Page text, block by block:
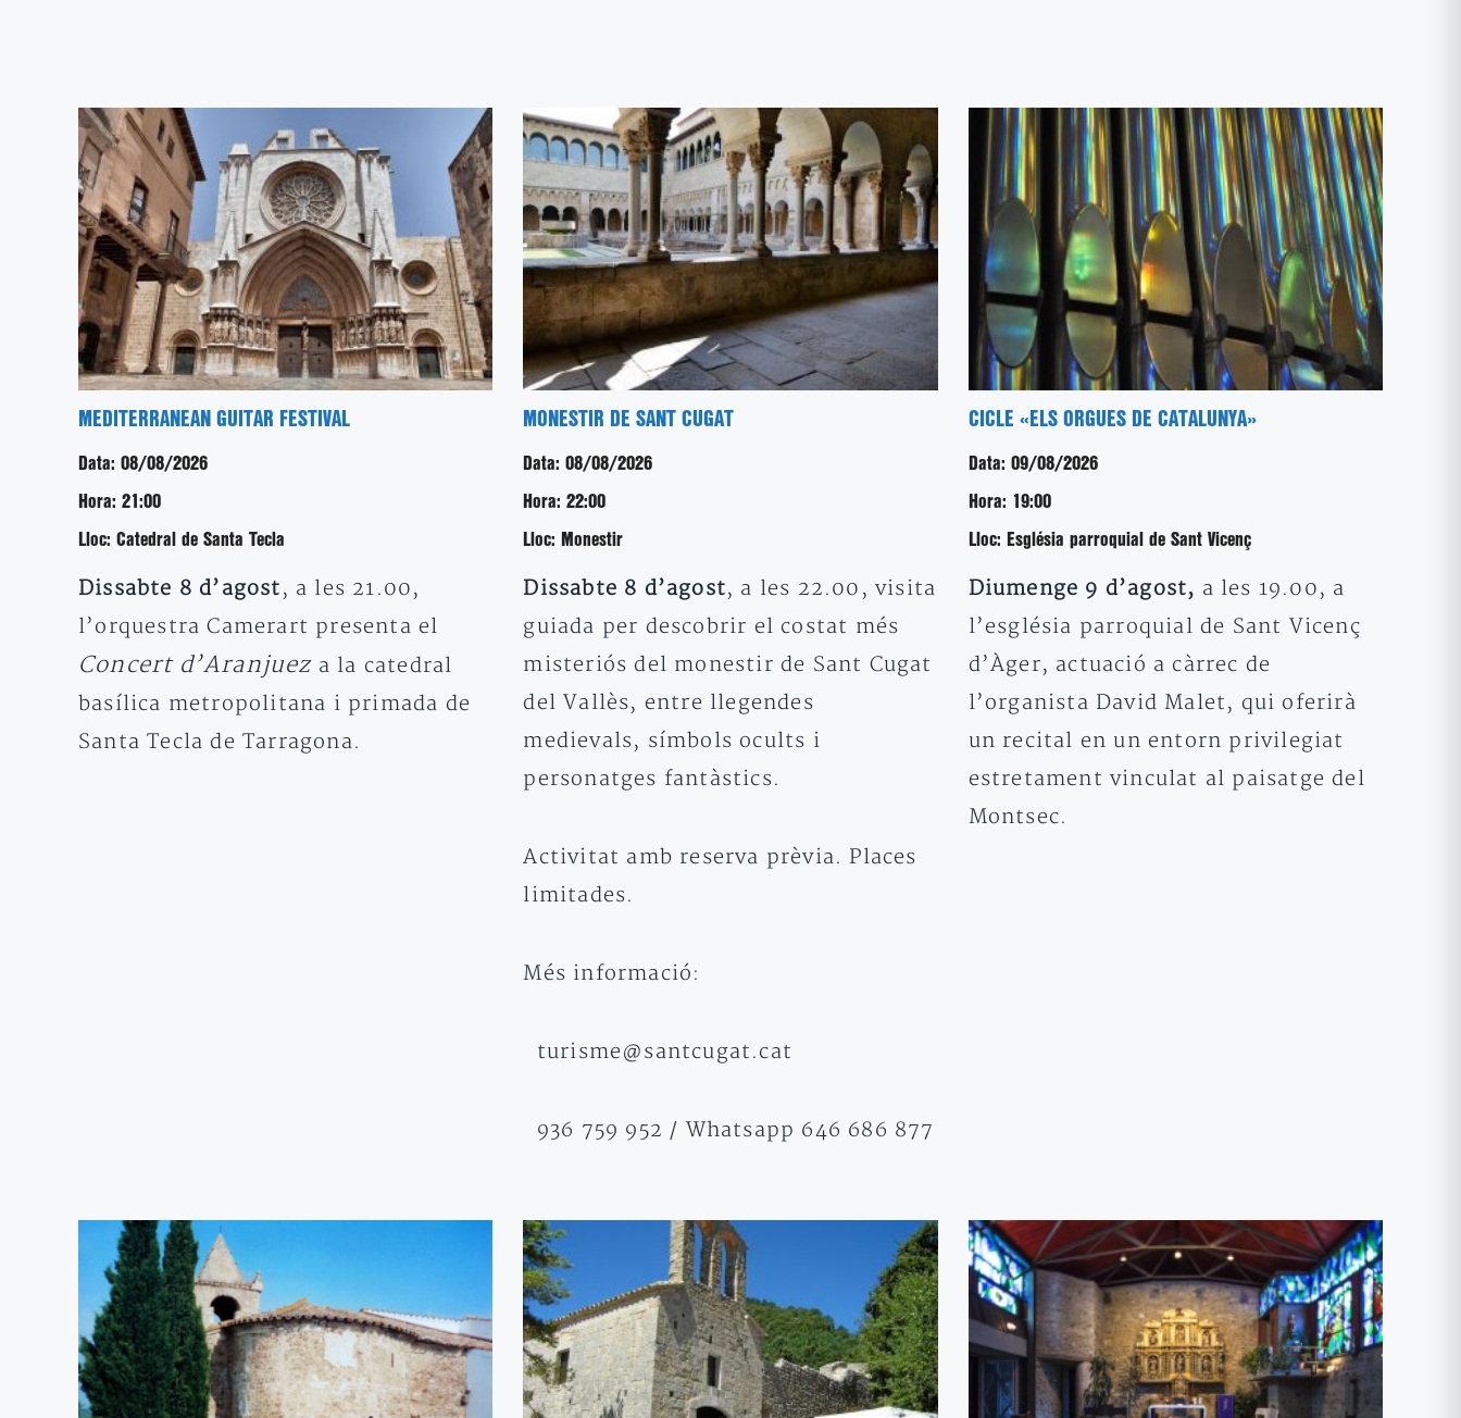
MEDITERRANEAN GUITAR FESTIVAL
Data: 08/08/2026
Hora: 21:00
Lloc: Catedral de Santa Tecla
Dissabte 8 d’agost, a les 21.00,
l’orquestra Camerart presenta el
Concert d’Aranjueza la catedral
basílica metropolitana i primada de
Santa Tecla de Tarragona.
MONESTIR DE SANT CUGAT
Data: 08/08/2026
Hora: 22:00
Lloc: Monestir
Dissabte 8 d’agost, a les 22.00, visita
guiada per descobrir el costat més
misteriós del monestir de Sant Cugat
del Vallès, entre llegendes
medievals, símbols ocults i
personatges fantàstics.
Activitat amb reserva prèvia. Places
limitades.
Més informació:
turisme@santcugat.cat
936 759 952 / Whatsapp 646 686 877
CICLE «ELS ORGUES DE CATALUNYA»
Data: 09/08/2026
Hora: 19:00
Lloc: Església parroquial de Sant Vicenç
Diumenge 9 d’agost, a les 19.00, a
l’església parroquial de Sant Vicenç
d’Àger, actuació a càrrec de
l’organista David Malet, qui oferirà
un recital en un entorn privilegiat
estretament vinculat al paisatge del
Montsec.